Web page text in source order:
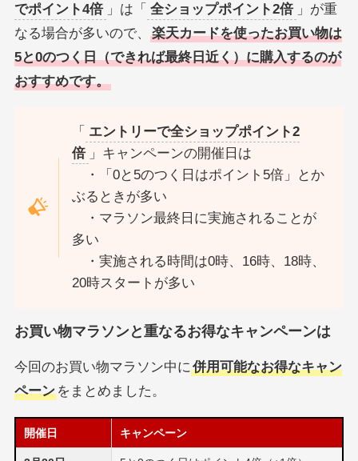
でポイント4倍 」は「 全ショップポイント2倍 」が重
なる場合が多いので、
楽天カードを使ったお買い物は
5と0のつく日（できれば最終日近く）に購入するのが
おすすめです。
「 エントリーで全ショップポイント2
倍 」キャンペーンの開催日は
・「0と5のつく日はポイント5倍」とか
ぶるときが多い
・マラソン最終日に実施されることが
多い
・実施される時間は0時、16時、18時、
20時スタートが多い
お買い物マラソンと重なるお得なキャンペーンは
今回のお買い物マラソン中に併用可能なお得なキャン
ペーンをまとめました。
開催日 キャンペーン